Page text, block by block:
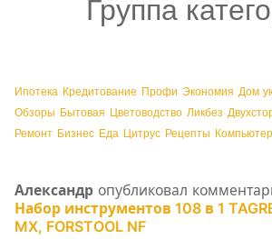
Группа
Ипотека Кредитование Профи Экономия Дом
Обзоры Бытовая Цветоводство Ликбез
Ремонт Бизнес Еда Цитрус Рецепты Компьютер
Александр опубликовал
Набор инструментов 108 в 1
MX, FORSTOOL NF